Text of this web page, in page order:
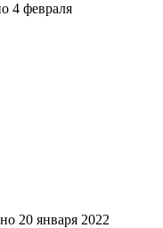
4 февраля
20 января 2022